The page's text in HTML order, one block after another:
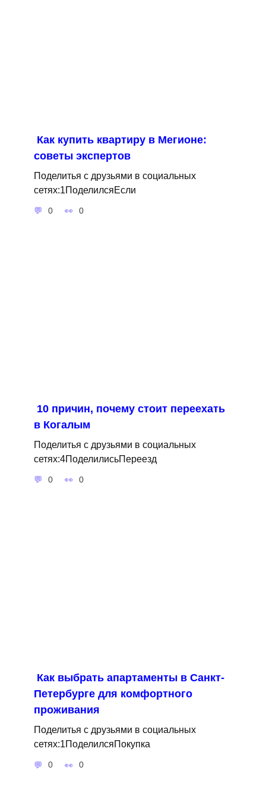
Как купить квартиру в Мегионе:
советы экспертов
Поделитья с друзьями в социальных
сетях:1ПоделилсяЕсли
0 0
10 причин, почему стоит переехать
в Когалым
Поделитья с друзьями в социальных
сетях:4ПоделилисьПереезд
0 0
Как выбрать апартаменты в Санкт-
Петербурге для комфортного
проживания
Поделитья с друзьями в социальных
сетях:1ПоделилсяПокупка
0 0